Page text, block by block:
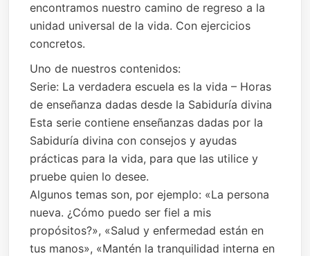
encontramos nuestro camino de regreso a la
unidad universal de la vida. Con ejercicios
concretos.
Uno de nuestros contenidos:
Serie: La verdadera escuela es la vida – Horas
de enseñanza dadas desde la Sabiduría divina
Esta serie contiene enseñanzas dadas por la
Sabiduría divina con consejos y ayudas
prácticas para la vida, para que las utilice y
pruebe quien lo desee.
Algunos temas son, por ejemplo: «La persona
nueva. ¿Cómo puedo ser fiel a mis
propósitos?», «Salud y enfermedad están en
tus manos», «Mantén la tranquilidad interna en